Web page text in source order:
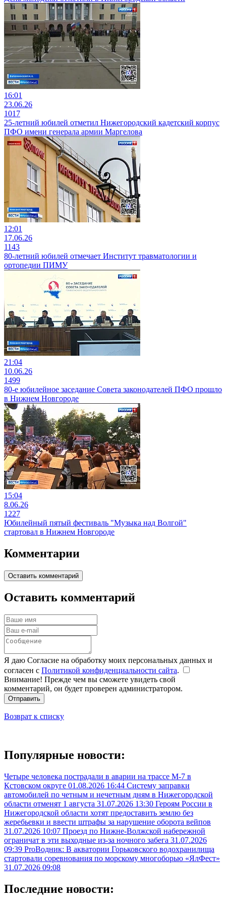
16:01
23.06.26
1017
25-летний юбилей отметил Нижегородский кадетский корпус
ПФО имени генерала армии Маргелова
12:01
17.06.26
1143
80-летний юбилей отмечает Институт травматологии и
ортопедии ПИМУ
21:04
10.06.26
1499
80-е юбилейное заседание Совета законодателей ПФО прошло
в Нижнем Новгороде
15:04
8.06.26
1227
Юбилейный пятый фестиваль "Музыка над Волгой"
стартовал в Нижнем Новгороде
Комментарии
Оставить комментарий
Оставить комментарий
Я даю Согласие на обработку моих персональных данных и
согласен с Политикой конфиденциальности сайта.
Внимание! Прежде чем вы сможете увидеть свой
комментарий, он будет проверен администратором.
Отправить
Возврат к списку
Популярные новости:
Четыре человека пострадали в аварии на трассе М-7 в
Кстовском округе 01.08.2026 16:44 Систему заправки
автомобилей по четным и нечетным дням в Нижегородской
области отменят 1 августа 31.07.2026 13:30 Героям России в
Нижегородской области хотят предоставить землю без
жеребьевки и ввести штрафы за нарушение оборота вейпов
31.07.2026 10:07 Проезд по Нижне-Волжской набережной
ограничат в эти выходные из-за ночного забега 31.07.2026
09:39 ProВодник: В акватории Горьковского водохранилища
стартовали соревнования по морскому многоборью «ЯлФест»
31.07.2026 09:08
Последние новости: